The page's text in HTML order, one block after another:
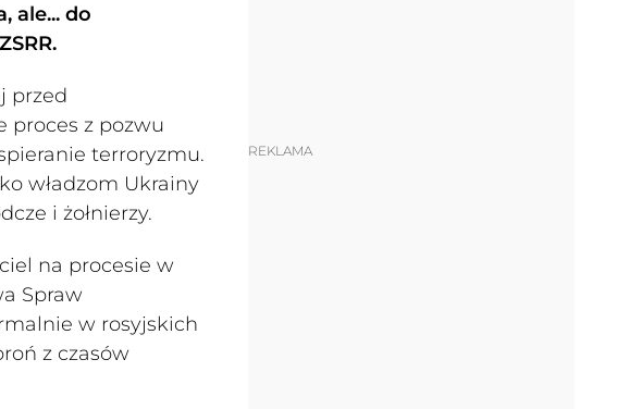
ale... do
przed
proces z pozwu
terroryzmu.
władzom Ukrainy
i żołnierzy.
na procesie w
Spraw
w rosyjskich
z czasów
REKLAMA